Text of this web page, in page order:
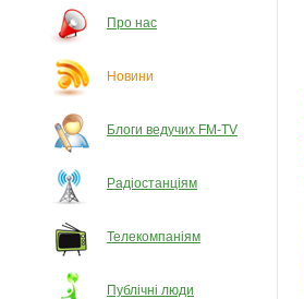
Про нас
Новини
Блоги ведучих FM-TV
Радіостанціям
Телекомпаніям
Публічні люди